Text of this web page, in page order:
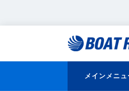
メインメニュ